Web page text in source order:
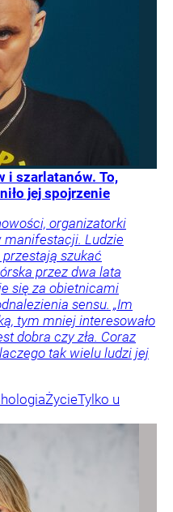
i szarlatanów. To,
jej spojrzenie
organizatorki
manifestacji. Ludzie
przestają szukać
przez dwa lata
się za obietnicami
sensu. „Im
tym mniej interesowało
dobra czy zła. Coraz
tak wielu ludzi jej
ŻycieTylko u